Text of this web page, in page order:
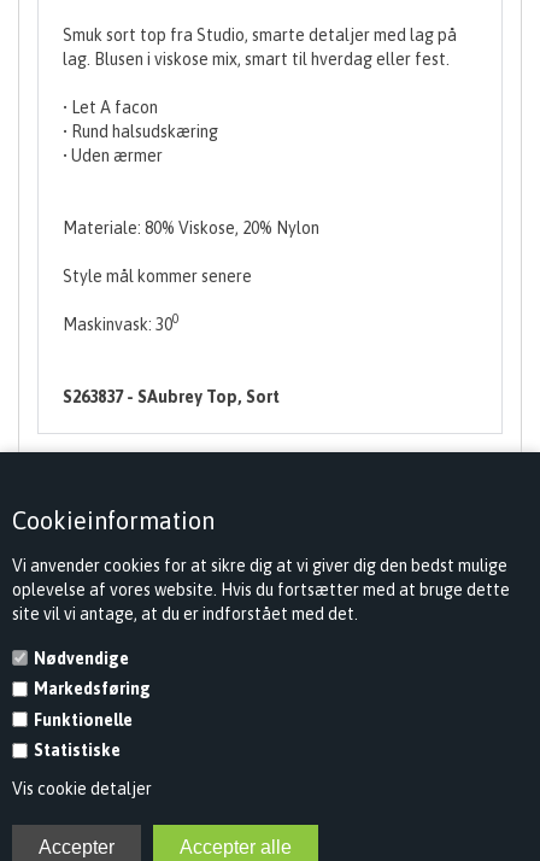
Cookieinformation
Vi anvender cookies for at sikre dig at vi giver dig den bedst mulige
oplevelse af vores website. Hvis du fortsætter med at bruge dette
site vil vi antage, at du er indforstået med det.
Nødvendige
Markedsføring
Funktionelle
Statistiske
Vis cookie detaljer
Smuk sort top fra Studio, smarte detaljer med lag på
lag. Blusen i viskose mix, smart til hverdag eller fest.
• Let A facon
• Rund halsudskæring
• Uden ærmer
Materiale: 80% Viskose, 20% Nylon
Style mål kommer senere
Maskinvask: 300
S263837 - SAubrey Top, Sort
KONTAKT
INFORMATION
NYHEDSBREV